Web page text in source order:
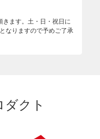
きます。土・日・祝日に
なりますので予めご了承
クト